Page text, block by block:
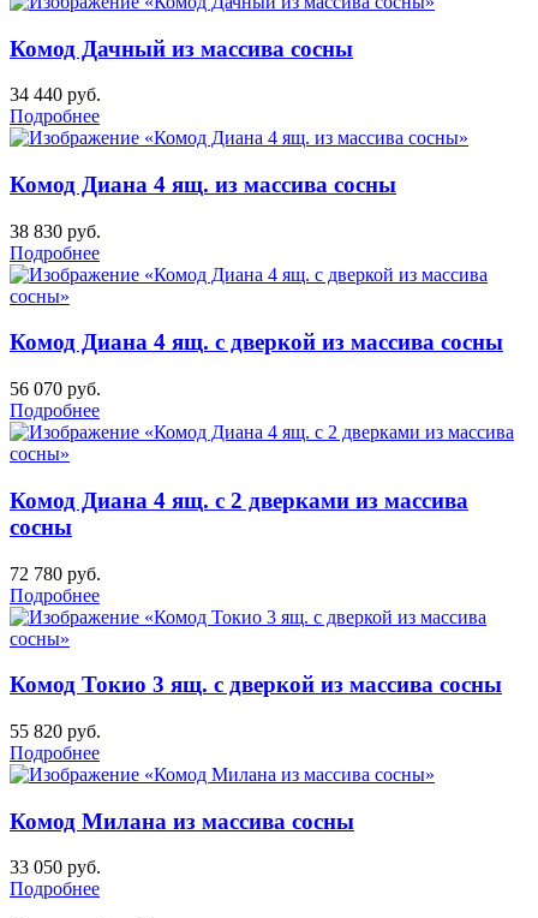
Комод Дачный из массива сосны
34 440 руб.
Подробнее
Комод Диана 4 ящ. из массива сосны
38 830 руб.
Подробнее
Комод Диана 4 ящ. с дверкой из массива сосны
56 070 руб.
Подробнее
Комод Диана 4 ящ. с 2 дверками из массива
сосны
72 780 руб.
Подробнее
Комод Токио 3 ящ. с дверкой из массива сосны
55 820 руб.
Подробнее
Комод Милана из массива сосны
33 050 руб.
Подробнее